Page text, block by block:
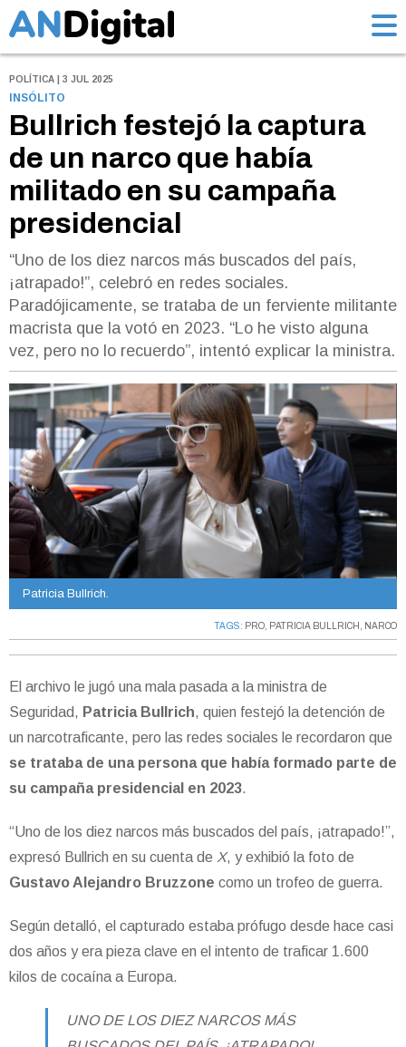
POLÍTICA | 3 JUL 2025
INSÓLITO
Bullrich festejó la captura
de un narco que había
militado en su campaña
presidencial
“Uno de los diez narcos más buscados del país,
¡atrapado!”, celebró en redes sociales.
Paradójicamente, se trataba de un ferviente militante
macrista que la votó en 2023. “Lo he visto alguna
vez, pero no lo recuerdo”, intentó explicar la ministra.
Patricia Bullrich.
TAGS: PRO, PATRICIA BULLRICH , NARCO
El archivo le jugó una mala pasada a la ministra de
Seguridad, Patricia Bullrich, quien festejó la detención de
un narcotraficante, pero las redes sociales le recordaron que
se trataba de una persona que había formado parte de
su campaña presidencial en 2023.
“Uno de los diez narcos más buscados del país, ¡atrapado!”,
expresó Bullrich en su cuenta de X, y exhibió la foto de
Gustavo Alejandro Bruzzone como un trofeo de guerra.
Según detalló, el capturado estaba prófugo desde hace casi
dos años y era pieza clave en el intento de traficar 1.600
kilos de cocaína a Europa.
UNO DE LOS DIEZ NARCOS MÁS